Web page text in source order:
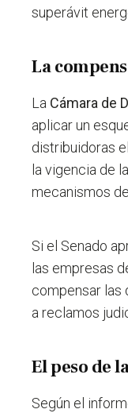
superávit
La
La Cámara de
aplicar un
distribuidoras
la vigencia de
mecanismos
Si el Senado
las empresas
compensar las
a reclamos
El peso de
Según el